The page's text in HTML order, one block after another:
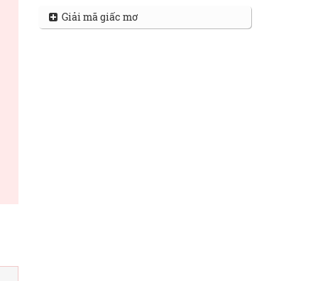
Giải mã giấc mơ